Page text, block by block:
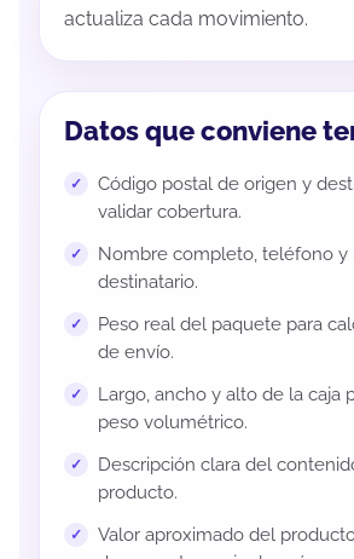
actualiza cada movimiento.
Datos que conviene
Código postal de origen y
validar cobertura.
Nombre completo, teléfono y
destinatario.
Peso real del paquete para
de envío.
Largo, ancho y alto de la caja
peso volumétrico.
Descripción clara del
producto.
Valor aproximado del